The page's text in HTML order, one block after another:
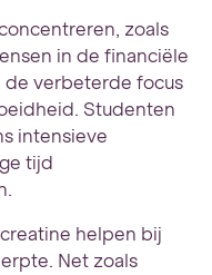
zoals
in de financiële
de verbeterde focus
Studenten
intensieve
tijd
helpen bij
Net zoals